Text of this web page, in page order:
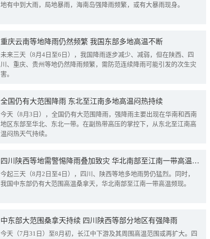
地有中到大雨，局地暴雨，海南岛强降雨频繁，或有大暴雨现身。
重庆云南等地降雨仍然频繁 我国东部多地高温不断
未来三天（8月4日至6日），我国降雨逐步减少、减弱，但在陕西、四
川、重庆、贵州等地仍然降雨频繁，需防范连续降雨可能引发的次生灾
害。
全国仍有大范围降雨 东北至江南多地高温闷热持续
今天（8月3日），全国仍有大范围降雨，强降雨主要出现在华南和西南
地区东部至华北、东北一带。在副热带高压的掌控下，从东北至江南高
温闷热天气持续。
四川陕西等地需警惕降雨叠加致灾 华北南部至江南一带高温频现
今起三天（8月2日至4日），四川、陕西等地多地雨势仍猛烈。同时，
我国中东部仍有大范围高温桑拿天，华北南部至江南一带高温频现。
中东部大范围桑拿天持续 四川陕西等部分地区有强降雨
今天（7月31日）至8月初，长江中下游及其周围高温范围或再扩大。四